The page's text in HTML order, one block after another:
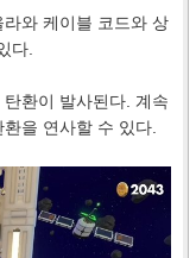
와 케이블 코드와 상
다.
환이 발사된다. 계속
을 연사할 수 있다.